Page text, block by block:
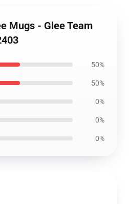
Mugs - Glee Team
50%
50%
0%
0%
0%